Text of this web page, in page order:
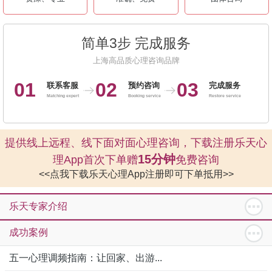
简单3步 完成服务
上海高品质心理咨询品牌
01 联系客服
Matching expert 02 预约咨询
Booking service 03 完成服务
Restore service
提供线上远程、线下面对面心理咨询，下载注册乐天心
理App首次下单赠15分钟免费咨询
<<点我下载乐天心理App注册即可下单抵用>>
乐天专家介绍
成功案例
五一心理调频指南：让回家、出游...